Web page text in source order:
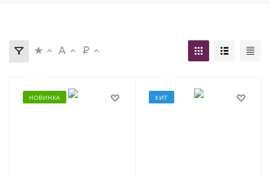
НОВИНКА ХИТ